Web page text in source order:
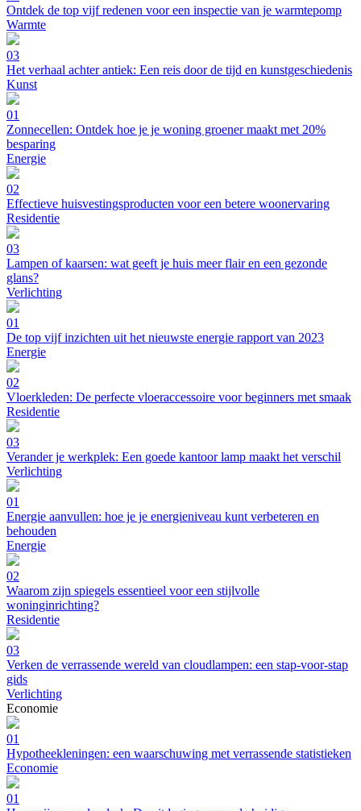
Ontdek de top vijf redenen voor een inspectie van je warmtepomp
Warmte
03
Het verhaal achter antiek: Een reis door de tijd en kunstgeschiedenis
Kunst
01
Zonnecellen: Ontdek hoe je je woning groener maakt met 20%
besparing
Energie
02
Effectieve huisvestingsproducten voor een betere woonervaring
Residentie
03
Lampen of kaarsen: wat geeft je huis meer flair en een gezonde
glans?
Verlichting
01
De top vijf inzichten uit het nieuwste energie rapport van 2023
Energie
02
Vloerkleden: De perfecte vloeraccessoire voor beginners met smaak
Residentie
03
Verander je werkplek: Een goede kantoor lamp maakt het verschil
Verlichting
01
Energie aanvullen: hoe je je energieniveau kunt verbeteren en
behouden
Energie
02
Waarom zijn spiegels essentieel voor een stijlvolle
woninginrichting?
Residentie
03
Verken de verrassende wereld van cloudlampen: een stap-voor-stap
gids
Verlichting
Economie
01
Hypotheekleningen: een waarschuwing met verrassende statistieken
Economie
01